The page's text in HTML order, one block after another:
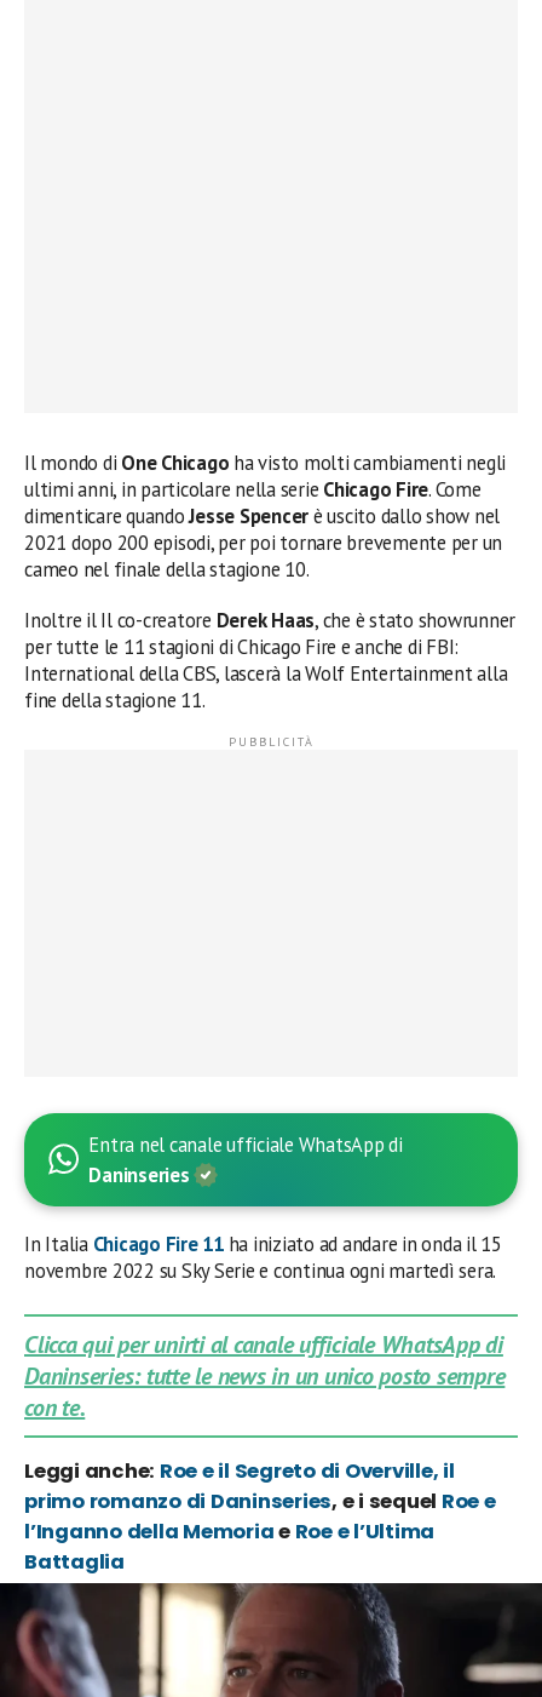
Il mondo di One Chicago ha visto molti cambiamenti negli
ultimi anni, in particolare nella serie Chicago Fire. Come
dimenticare quandoJesse Spencerè uscito dallo show nel
2021 dopo 200 episodi, per poi tornare brevemente per un
cameo nel finale della stagione 10.
Inoltre il Il co-creatore Derek Haas, che è stato showrunner
per tutte le 11 stagioni di Chicago Fire e anche di FBI:
International della CBS, lascerà la Wolf Entertainment alla
fine della stagione 11.
Entra nel canale ufficiale WhatsApp di
Daninseries
In Italia Chicago Fire 11ha iniziato ad andare in onda il 15
novembre 2022 su Sky Serie e continua ogni martedì sera.
Clicca qui per unirti al canale ufficiale WhatsApp di
Daninseries: tutte le news in un unico posto sempre
con te.
Leggi anche: Roe e il Segreto di Overville, il
primo romanzo di Daninseries, e i sequel Roe e
l’Inganno della Memoriae Roe e l’Ultima
Battaglia